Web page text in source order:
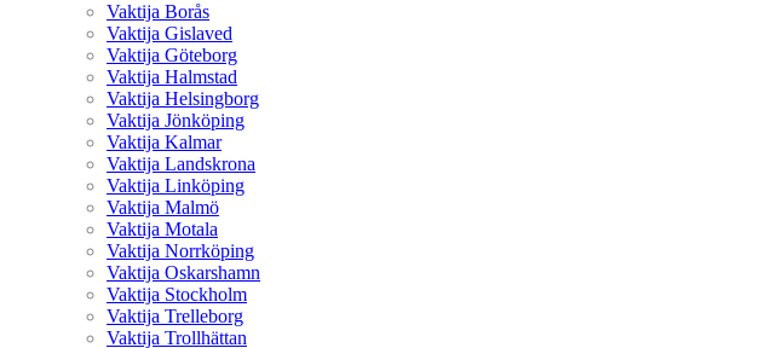
Vaktija Borås
Vaktija Gislaved
Vaktija Göteborg
Vaktija Halmstad
Vaktija Helsingborg
Vaktija Jönköping
Vaktija Kalmar
Vaktija Landskrona
Vaktija Linköping
Vaktija Malmö
Vaktija Motala
Vaktija Norrköping
Vaktija Oskarshamn
Vaktija Stockholm
Vaktija Trelleborg
Vaktija Trollhättan